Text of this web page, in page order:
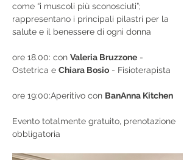
come “i muscoli più sconosciuti”;
rappresentano i principali pilastri per la
salute e il benessere di ogni donna
ore 18.00: con Valeria Bruzzone -
Ostetrica e Chiara Bosio - Fisioterapista
ore 19:00:Aperitivo con BanAnna Kitchen
Evento totalmente gratuito, prenotazione
obbligatoria